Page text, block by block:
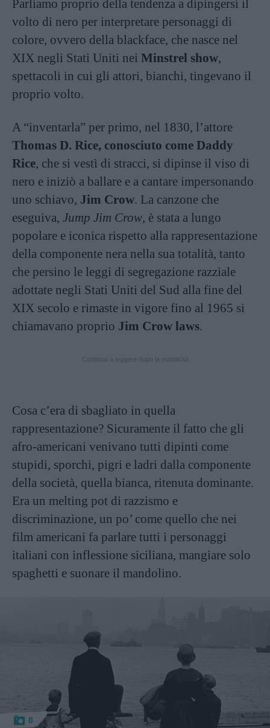
Parliamo proprio della tendenza a dipingersi il
volto di nero per interpretare personaggi di
colore, ovvero della blackface, che nasce nel
XIX negli Stati Uniti nei Minstrel show,
spettacoli in cui gli attori, bianchi, tingevano il
proprio volto.
A “inventarla” per primo, nel 1830, l’attore
Thomas D. Rice, conosciuto come Daddy
Rice, che si vestì di stracci, si dipinse il viso di
nero e iniziò a ballare e a cantare impersonando
uno schiavo, Jim Crow. La canzone che
eseguiva, Jump Jim Crow, è stata a lungo
popolare e iconica rispetto alla rappresentazione
della componente nera nella sua totalità, tanto
che persino le leggi di segregazione razziale
adottate negli Stati Uniti del Sud alla fine del
XIX secolo e rimaste in vigore fino al 1965 si
chiamavano proprio Jim Crow laws.
Cosa c’era di sbagliato in quella
rappresentazione? Sicuramente il fatto che gli
afro-americani venivano tutti dipinti come
stupidi, sporchi, pigri e ladri dalla componente
della società, quella bianca, ritenuta dominante.
Era un melting pot di razzismo e
discriminazione, un po’ come quello che nei
film americani fa parlare tutti i personaggi
italiani con inflessione siciliana, mangiare solo
spaghetti e suonare il mandolino.
8